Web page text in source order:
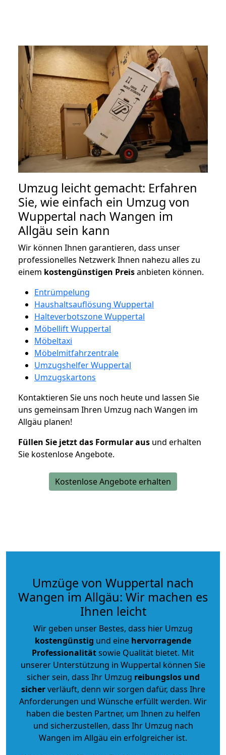
Umzug leicht gemacht: Erfahren
Sie, wie einfach ein Umzug von
Wuppertal nach Wangen im
Allgäu sein kann
Wir können Ihnen garantieren, dass unser
professionelles Netzwerk Ihnen nahezu alles zu
einem kostengünstigen Preisanbieten können.
Entrümpelung
Haushaltsauflösung Wuppertal
Halteverbotszone Wuppertal
Möbellift Wuppertal
Möbeltaxi
Möbelmitfahrzentrale
Umzugshelfer Wuppertal
Umzugskartons
Kontaktieren Sie uns noch heute und lassen Sie
uns gemeinsam Ihren Umzug nach Wangen im
Allgäu planen!
Füllen Sie jetzt das Formular aus und erhalten
Sie kostenlose Angebote.
Kostenlose Angebote erhalten
Umzüge von Wuppertal nach
Wangen im Allgäu: Wir machen es
Ihnen leicht
Wir geben unser Bestes, dass hier Umzug
kostengünstig und eine hervorragende
Professionalitätsowie Qualität bietet. Mit
unserer Unterstützung in Wuppertal können Sie
sicher sein, dass Ihr Umzug reibungslos und
sicherverläuft, denn wir sorgen dafür, dass Ihre
Anforderungen und Wünsche erfüllt werden. Wir
haben die besten Partner, um Ihnen zu helfen
und sicherzustellen, dass Ihr Umzug nach
Wangen im Allgäu ein erfolgreicher ist.